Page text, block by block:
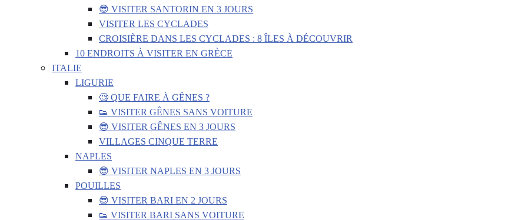
😎 VISITER SANTORIN EN 3 JOURS
VISITER LES CYCLADES
CROISIÈRE DANS LES CYCLADES : 8 ÎLES À DÉCOUVRIR
10 ENDROITS À VISITER EN GRÈCE
ITALIE
LIGURIE
🧐 QUE FAIRE À GÊNES ?
👟 VISITER GÊNES SANS VOITURE
😎 VISITER GÊNES EN 3 JOURS
VILLAGES CINQUE TERRE
NAPLES
😎 VISITER NAPLES EN 3 JOURS
POUILLES
😎 VISITER BARI EN 2 JOURS
👟 VISITER BARI SANS VOITURE